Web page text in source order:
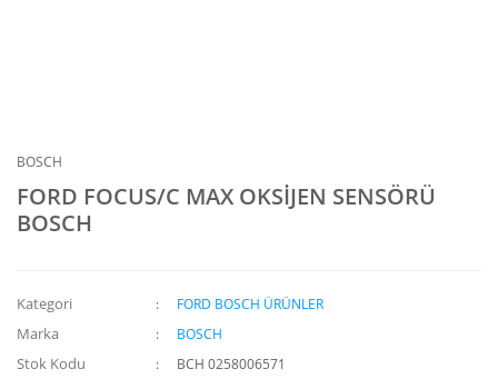
BOSCH
FORD FOCUS/C MAX OKSİJEN SENSÖRÜ
BOSCH
Kategori FORD BOSCH ÜRÜNLER
Marka BOSCH
Stok Kodu BCH 0258006571